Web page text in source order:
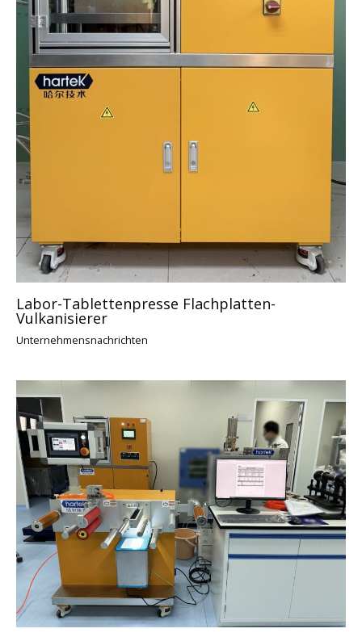
Labor-Tablettenpresse Flachplatten-
Vulkanisierer
Unternehmensnachrichten